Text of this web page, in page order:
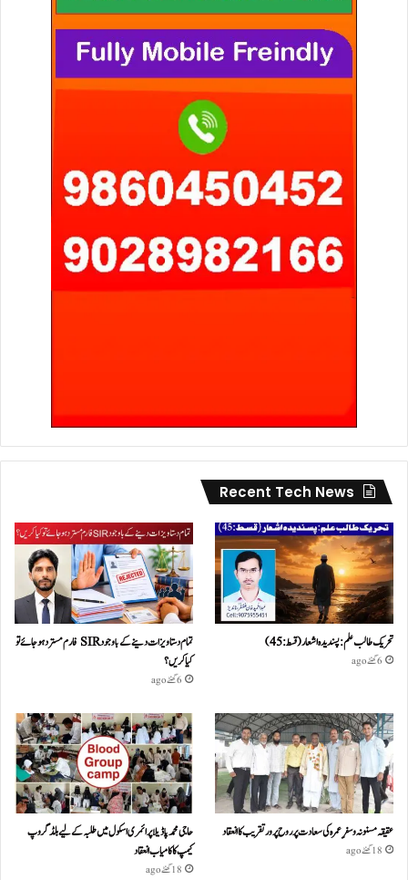
Recent Tech News
تحریک طالب علم: پسندیدہ اشعار (قسط:45)
6 گھنٹے ago
تمام دستاویزات دینے کے باوجود SIR فارم مسترد ہو جائے تو
کیا کریں؟
6 گھنٹے ago
عقیقہ مسنونہ و سفرِ عمرہ کی سعادت پر روح پرور تقریب کا انعقاد
18 گھنٹے ago
حاجی محمد پاڈیلا پرائمری اسکول میں طلبہ کے لیے بلڈ گروپ
کیمپ کا کامیاب انعقاد
18 گھنٹے ago